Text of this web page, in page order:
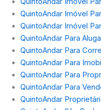
QuintoAndar Imóvel
QuintoAndar Imóvel
QuintoAndar Para
QuintoAndar Para
QuintoAndar Para
QuintoAndar Para
QuintoAndar Para
QuintoAndar